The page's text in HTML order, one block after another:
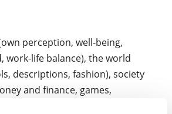
perception, well-being,
work-life balance), the world
descriptions, fashion), society
and finance, games,
and festivals) and global